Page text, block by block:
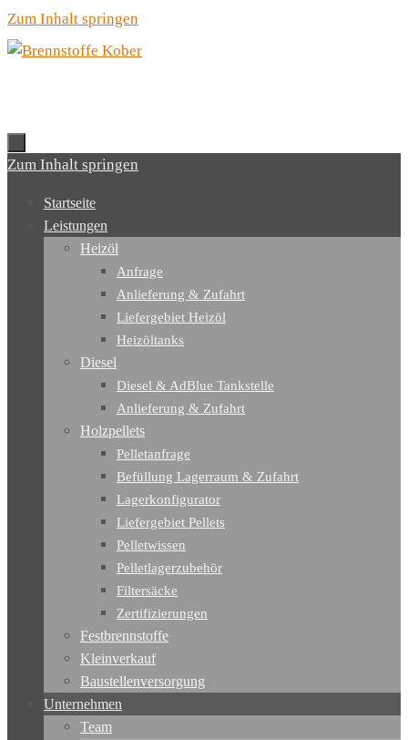
Zum Inhalt springen
Zum Inhalt springen
Startseite
Leistungen
Heizöl
Anfrage
Anlieferung & Zufahrt
Liefergebiet Heizöl
Heizöltanks
Diesel
Diesel & AdBlue Tankstelle
Anlieferung & Zufahrt
Holzpellets
Pelletanfrage
Befüllung Lagerraum & Zufahrt
Lagerkonfigurator
Liefergebiet Pellets
Pelletwissen
Pelletlagerzubehör
Filtersäcke
Zertifizierungen
Festbrennstoffe
Kleinverkauf
Baustellenversorgung
Unternehmen
Team